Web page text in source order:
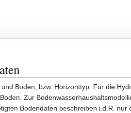
Boden, bzw. Horizonttyp. Für die
Zur
Bodendaten beschreiben i.d.R.